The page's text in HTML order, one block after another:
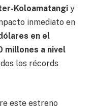
Koloamatangi y
inmediato en
en el
millones a nivel
los récords
este estreno